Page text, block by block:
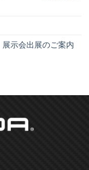
示会出展のご案内